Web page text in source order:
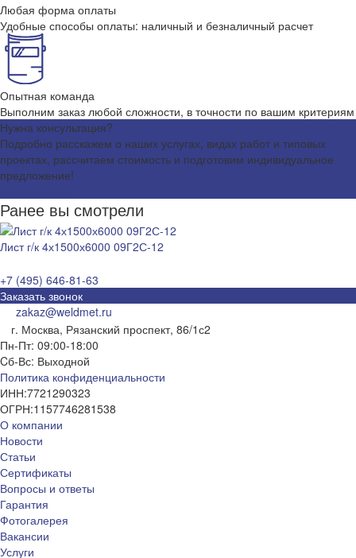
Любая форма оплаты
Удобные способы оплаты: наличный и безналичный расчет
Опытная команда
Выполним заказ любой сложности, в точности по вашим критериям
Нужна консультация?
Подробно расскажем о наших услугах, видах работ и типовых
проектах, рассчитаем стоимость и подготовим индивидуальное
предложение!
Ранее вы смотрели
Лист г/к 4х1500х6000 09Г2С-12
+7 (495) 646-81-63
Заказать звонок
zakaz@weldmet.ru
г. Москва, Рязанский проспект, 86/1с2
Пн-Пт: 09:00-18:00
Cб-Вс: Выходной
Политика конфиденциальности
ИНН:7721290323
ОГРН:1157746281538
О компании
Новости
Статьи
Сертификаты
Вопросы и ответы
Гарантия
Фотогалерея
Вакансии
Услуги